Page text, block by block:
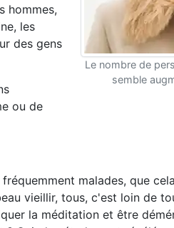
Le nombre de
semble
hommes,
les
des gens
ou de
malades, que
vieillir, tous, c'est loin de
la méditation et être